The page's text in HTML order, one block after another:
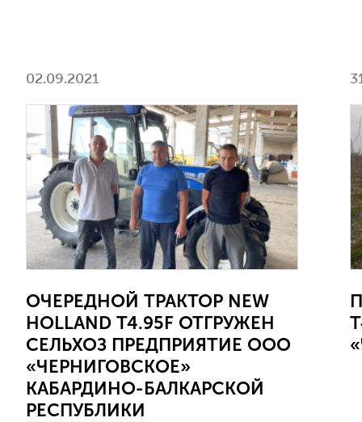
02.09.2021
ОЧЕРЕДНОЙ ТРАКТОР NEW
HOLLAND Т4.95F ОТГРУЖЕН
СЕЛЬХОЗ ПРЕДПРИЯТИЕ ООО
«ЧЕРНИГОВСКОЕ»
КАБАРДИНО-БАЛКАРСКОЙ
РЕСПУБЛИКИ